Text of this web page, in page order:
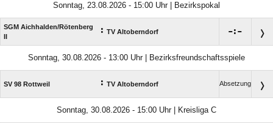
Sonntag, 23.08.2026 - 15:00 Uhr | Bezirkspokal
SGM Aichhalden/​Rötenberg
: TV Altoberndorf :
Sonntag, 30.08.2026 - 13:00 Uhr | Bezirksfreundschaftsspiele
SV 98 Rottweil : TV Altoberndorf Absetzung
Sonntag, 30.08.2026 - 15:00 Uhr | Kreisliga C